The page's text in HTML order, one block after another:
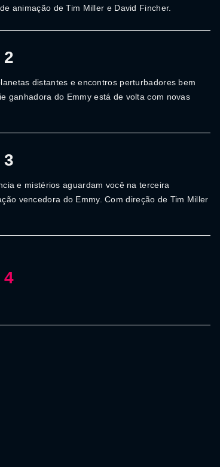
animação de Tim Miller e David Fincher.
distantes e encontros perturbadores bem
ganhadora do Emmy está de volta com novas
e mistérios aguardam você na terceira
vencedora do Emmy. Com direção de Tim Miller
4